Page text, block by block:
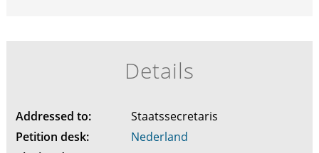
Details
Addressed to:
Staatssecretaris
Petition desk:
Nederland